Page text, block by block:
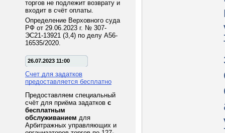
торгов не подлежит возврату и
входит в счёт оплаты.
Определение Верховного суда
РФ от 29.06.2023 г. № 307-
ЭС21-13921 (3,4) по делу А56-
16535/2020.
26.07.2023 11:00
Счет для задатков
предоставляется бесплатно
Предоставляем специальный
счёт для приёма задатков с
бесплатным
обслуживанием для
Арбитражных управляющих и